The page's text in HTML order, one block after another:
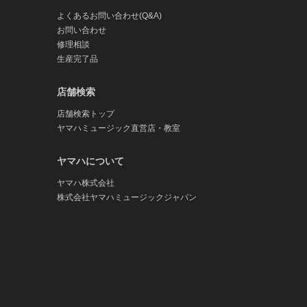
よくあるお問い合わせ(Q&A)
お問い合わせ
修理相談
生産完了品
店舗検索
店舗検索トップ
ヤマハミュージック直営店・教室
ヤマハについて
ヤマハ株式会社
株式会社ヤマハミュージックジャパン